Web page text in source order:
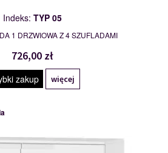
Indeks: TYP 05
1 DRZWIOWA Z 4 SZUFLADAMI
726,00 zł
zakup więcej